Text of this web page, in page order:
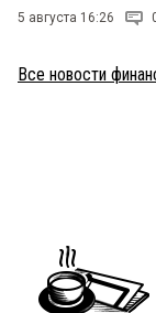
5 августа 16:26
Все новости